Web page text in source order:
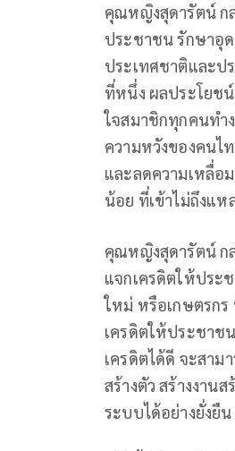
คุณหญิงสุดารัตน์ ก
ประชาชน รักษาอุ
ประเทศชาติและป
ที่หนึ่ง ผลประโยช
ใจสมาชิกทุกคนทำ
ความหวังของคนไ
และลดความเหลื่อ
น้อย ที่เข้าไม่ถึงแห
คุณหญิงสุดารัตน์ ก
แจกเครดิตให้ประ
ใหม่ หรือเกษตรกร
เครดิตให้ประชาช
เครดิตได้ดี จะสาม
สร้างตัว สร้างงาน
ระบบได้อย่างยั่งยืน